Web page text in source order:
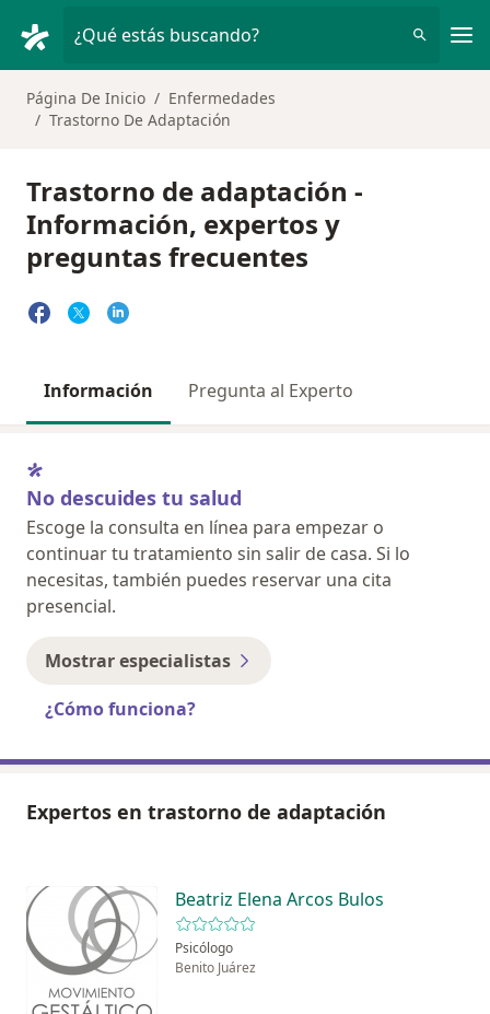
¿Qué estás buscando?
Página De Inicio
Enfermedades
Trastorno De Adaptación
Trastorno de adaptación -
Información, expertos y
preguntas frecuentes
Información Pregunta al Experto
No descuides tu salud
Escoge la consulta en línea para empezar o
continuar tu tratamiento sin salir de casa. Si lo
necesitas, también puedes reservar una cita
presencial.
Mostrar especialistas
¿Cómo funciona?
Expertos en trastorno de adaptación
Beatriz Elena Arcos Bulos
Psicólogo
Benito Juárez